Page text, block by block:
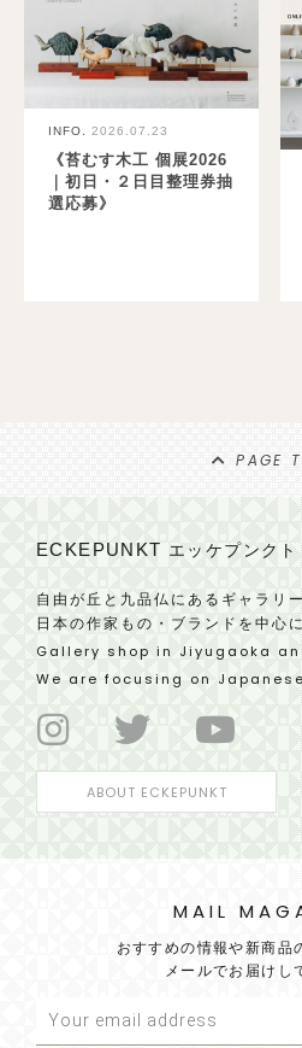
INFO. 2026.07.23
《苔むす木工 個展2026
｜初日・２日目整理券抽
選応募》
PAGE
ECKEPUNKTエッケプンクト
自由が丘と九品仏にあるギャラリ
日本の作家もの・ブランドを中心
Gallery shop in Jiyugaoka
We are focusing on
ABOUT ECKEPUNKT
MAIL
おすすめの情報や新商品
メールでお届けし